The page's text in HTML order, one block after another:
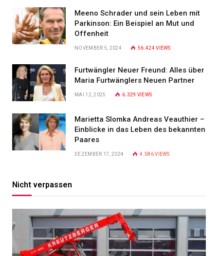
Meeno Schrader und sein Leben mit
Parkinson: Ein Beispiel an Mut und
Offenheit
NOVEMBER 5, 2024 56.424VIEWS
Furtwängler Neuer Freund: Alles über
Maria Furtwänglers Neuen Partner
MAI 12, 2025 6.329 VIEWS
Marietta Slomka Andreas Veauthier –
Einblicke in das Leben des bekannten
Paares
DEZEMBER 17, 2024 4.586VIEWS
Nicht verpassen